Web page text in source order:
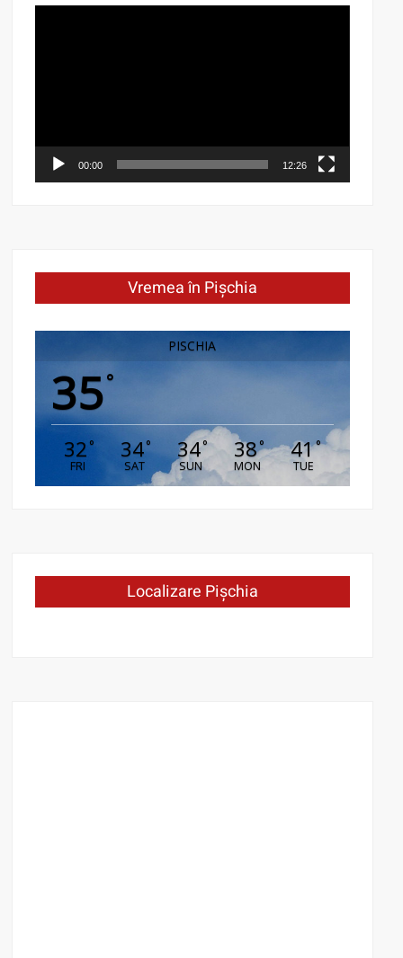
00:00 12:26
Vremea în Pișchia
PISCHIA
35°
32°
FRI
34°
SAT
34°
SUN
38°
MON
41°
TUE
Localizare Pișchia